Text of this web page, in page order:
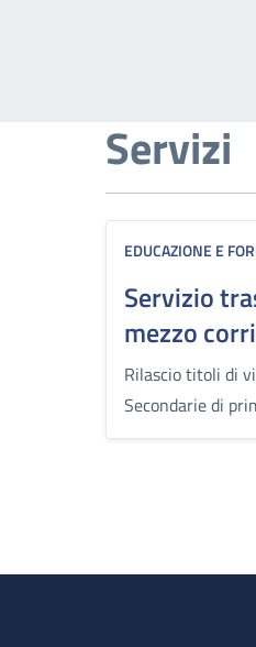
Servizi
EDUCAZIONE E
Servizio
mezzo
Rilascio titoli di
Secondarie di